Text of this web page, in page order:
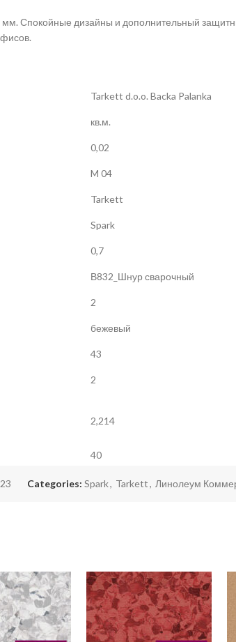
Спокойные дизайны и дополнительный
Tarkett d.o.o. Backa Palanka
кв.м.
0,02
M 04
Tarkett
Spark
0,7
В832_Шнур сварочный
2
бежевый
43
2
2,214
40
Categories: Spark, Tarkett, Линолеум